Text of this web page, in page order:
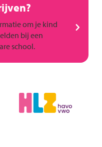
om je kind
bij een
school.